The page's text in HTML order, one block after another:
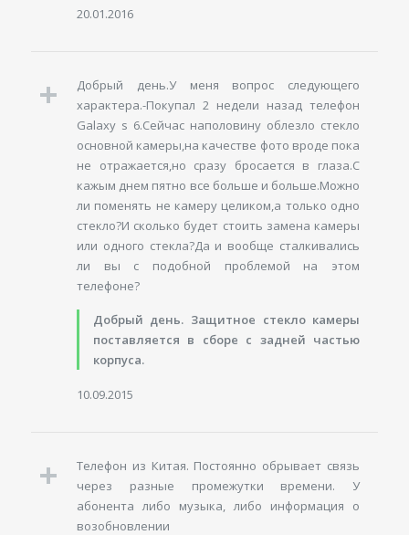
20.01.2016
Добрый день.У меня вопрос следующего
характера.-Покупал 2 недели назад телефон
Galaxy s 6.Сейчас наполовину облезло стекло
основной камеры,на качестве фото вроде пока
не отражается,но сразу бросается в глаза.С
кажым днем пятно все больше и больше.Можно
ли поменять не камеру целиком,а только одно
стекло?И сколько будет стоить замена камеры
или одного стекла?Да и вообще сталкивались
ли вы с подобной проблемой на этом
телефоне?
Добрый день. Защитное стекло камеры
поставляется в сборе с задней частью
корпуса.
10.09.2015
Телефон из Китая. Постоянно обрывает связь
через разные промежутки времени. У
абонента либо музыка, либо информация о
возобновлении